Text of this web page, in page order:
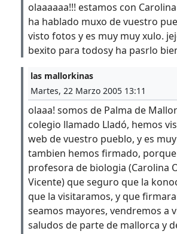
olaaaaaa!!! estamos con
ha hablado muxo de vuestro
visto fotos y es muy muy xulo.
bexito para todosy ha pasrlo
las mallorkinas
Martes, 22 Marzo 2005 13:11
olaaa! somos de Palma de
colegio llamado Lladó, hemos
web de vuestro pueblo, y es
tambien hemos firmado,
profesora de biologia (Carolina
Vicente) que seguro que la
que la visitaramos, y que
seamos mayores, vendremos a
saludos de parte de mallorca y